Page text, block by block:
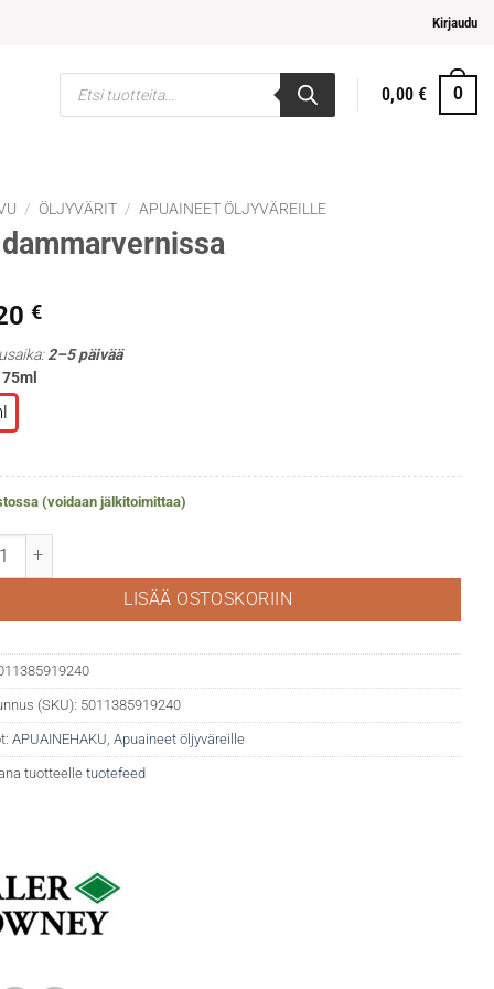
Kirjaudu
Products
search
0,00€ 0
/ ÖLJYVÄRIT / APUAINEET ÖLJYVÄREILLE
€
2–5 päivää
(voidaan jälkitoimittaa)
määrä
LISÄÄ OSTOSKORIIN
(SKU): 5011385919240
APUAINEHAKU Apuaineet öljyväreille
tuotteelle tuotefeed